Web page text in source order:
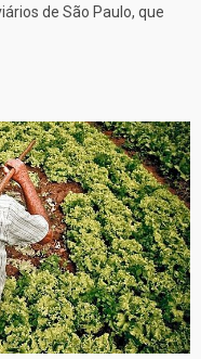
de São Paulo, que